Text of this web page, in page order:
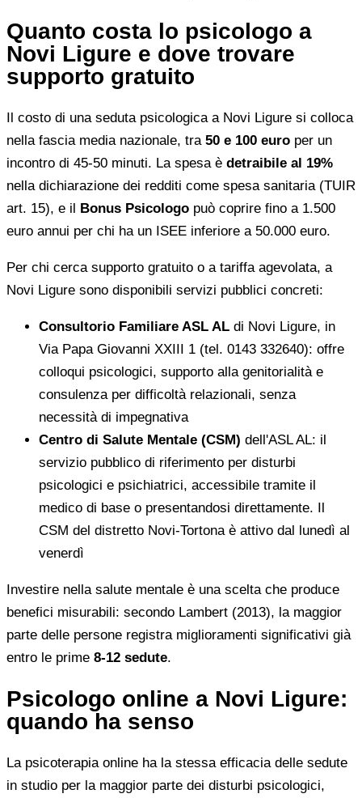
Quanto costa lo psicologo a
Novi Ligure e dove trovare
supporto gratuito
Il costo di una seduta psicologica a Novi Ligure si colloca
nella fascia media nazionale, tra 50 e 100 euro per un
incontro di 45-50 minuti. La spesa è detraibile al 19%
nella dichiarazione dei redditi come spesa sanitaria (TUIR
art. 15), e il Bonus Psicologo può coprire fino a 1.500
euro annui per chi ha un ISEE inferiore a 50.000 euro.
Per chi cerca supporto gratuito o a tariffa agevolata, a
Novi Ligure sono disponibili servizi pubblici concreti:
Consultorio Familiare ASL AL di Novi Ligure, in
Via Papa Giovanni XXIII 1 (tel. 0143 332640): offre
colloqui psicologici, supporto alla genitorialità e
consulenza per difficoltà relazionali, senza
necessità di impegnativa
Centro di Salute Mentale (CSM) dell'ASL AL: il
servizio pubblico di riferimento per disturbi
psicologici e psichiatrici, accessibile tramite il
medico di base o presentandosi direttamente. Il
CSM del distretto Novi-Tortona è attivo dal lunedì al
venerdì
Investire nella salute mentale è una scelta che produce
benefici misurabili: secondo Lambert (2013), la maggior
parte delle persone registra miglioramenti significativi già
entro le prime 8-12 sedute.
Psicologo online a Novi Ligure:
quando ha senso
La psicoterapia online ha la stessa efficacia delle sedute
in studio per la maggior parte dei disturbi psicologici,